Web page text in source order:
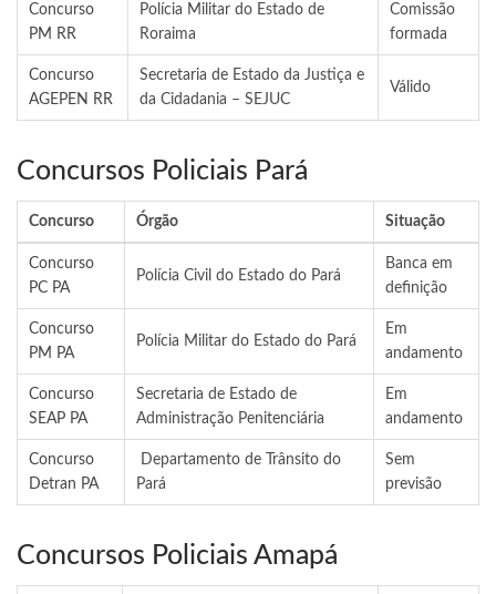
Concurso
PM RR
Polícia Militar do Estado de
Roraima
Comissão
formada
Concurso
AGEPEN RR
Secretaria de Estado da Justiça e
da Cidadania – SEJUC
Válido
Concursos Policiais Pará
Concurso Órgão Situação
Concurso
PC PA
Polícia Civil do Estado do Pará
Banca em
definição
Concurso
PM PA
Polícia Militar do Estado do Pará
Em
andamento
Concurso
SEAP PA
Secretaria de Estado de
Administração Penitenciária
Em
andamento
Concurso
Detran PA
Departamento de Trânsito do
Pará
Sem
previsão
Concursos Policiais Amapá